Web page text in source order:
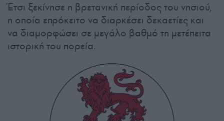
Έτσι ξεκίνησε η βρετανική περίοδος του νησιού,
η οποία επρόκειτο να διαρκέσει δεκαετίες και
να διαμορφώσει σε μεγάλο βαθμό τη μετέπειτα
ιστορική του πορεία.